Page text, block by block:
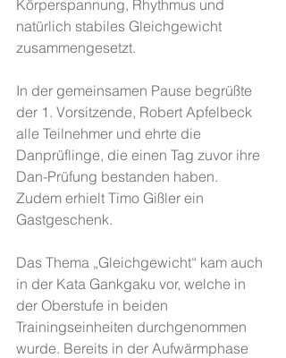
Körperspannung, Rhythmus und
natürlich stabiles Gleichgewicht
zusammengesetzt.
In der gemeinsamen Pause begrüßte
der 1. Vorsitzende, Robert Apfelbeck
alle Teilnehmer und ehrte die
Danprüflinge, die einen Tag zuvor ihre
Dan-Prüfung bestanden haben.
Zudem erhielt Timo Gißler ein
Gastgeschenk.
Das Thema „Gleichgewicht“ kam auch
in der Kata Gankgaku vor, welche in
der Oberstufe in beiden
Trainingseinheiten durchgenommen
wurde. Bereits in der Aufwärmphase